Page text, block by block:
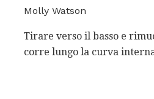
Molly Watson
Tirare verso il basso e
corre lungo la curva